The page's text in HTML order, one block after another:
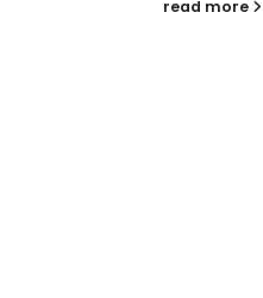
read more